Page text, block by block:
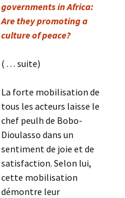
governments in Africa:
Are they promoting a
culture of peace?
( . . . suite)
La forte mobilisation de
tous les acteurs laisse le
chef peulh de Bobo-
Dioulasso dans un
sentiment de joie et de
satisfaction. Selon lui,
cette mobilisation
démontre leur